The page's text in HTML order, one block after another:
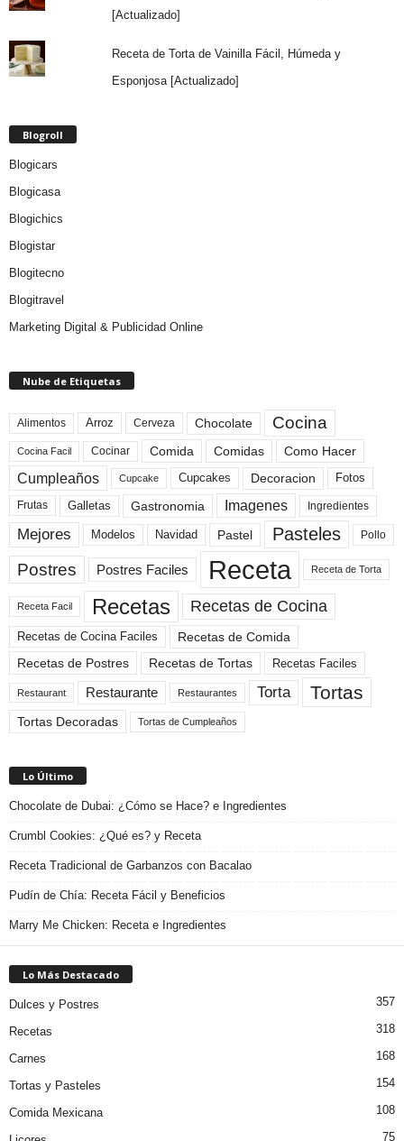
[Actualizado]
Receta de Torta de Vainilla Fácil, Húmeda y
Esponjosa [Actualizado]
Blogroll
Blogicars
Blogicasa
Blogichics
Blogistar
Blogitecno
Blogitravel
Marketing Digital & Publicidad Online
Nube de Etiquetas
Alimentos Arroz Cerveza Chocolate Cocina
Cocina Facil Cocinar Comida Comidas Como Hacer
Cumpleaños Cupcake Cupcakes Decoracion Fotos
Frutas Galletas Gastronomia Imagenes Ingredientes
Mejores Modelos Navidad Pastel Pasteles Pollo
Postres Postres Faciles Receta Receta de Torta
Receta Facil Recetas Recetas de Cocina
Recetas de Cocina Faciles
Recetas de Comida
Recetas de Postres
Recetas de Tortas Recetas Faciles
Restaurant Restaurante Restaurantes Torta Tortas
Tortas Decoradas Tortas de Cumpleaños
Lo Último
Chocolate de Dubai: ¿Cómo se Hace? e Ingredientes
Crumbl Cookies: ¿Qué es? y Receta
Receta Tradicional de Garbanzos con Bacalao
Pudín de Chía: Receta Fácil y Beneficios
Marry Me Chicken: Receta e Ingredientes
Lo Más Destacado
Dulces y Postres 357
Recetas 318
Carnes 168
Tortas y Pasteles 154
Comida Mexicana 108
75